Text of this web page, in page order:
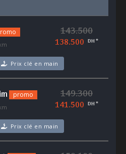
143.500
138.500 DH *
Prix clé en main
promo 149.300
141.500 DH *
Prix clé en main